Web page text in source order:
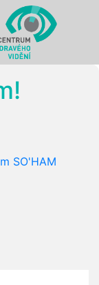
SO'HAM